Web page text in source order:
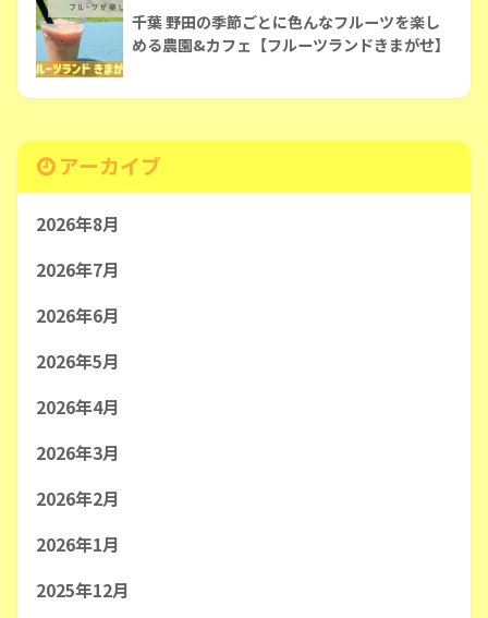
千葉 野田の季節ごとに色んなフルーツを楽し
める農園&カフェ【フルーツランドきまがせ】
アーカイブ
2026年8月
2026年7月
2026年6月
2026年5月
2026年4月
2026年3月
2026年2月
2026年1月
2025年12月